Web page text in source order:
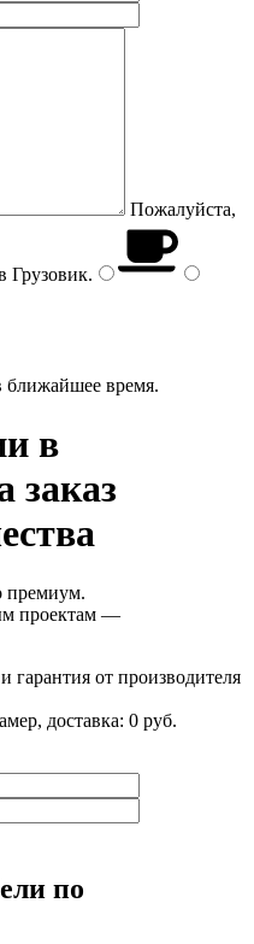
Пожалуйста,
Грузовик.
время.
в
заказ
премиум.
проектам —
и гарантия от производителя
доставка: 0 руб.
по